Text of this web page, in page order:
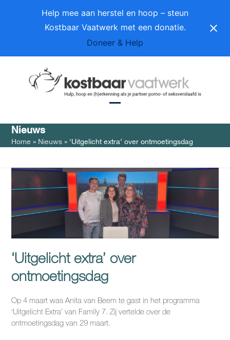
Help mee aan herstel en hoop – steun
Kostbaar Vaatwerk met een donatie.
Doneer & Help
menu
menu
Nieuws
Home » Nieuws » ‘Uitgelicht extra’ over ontmoetingsdag
‘Uitgelicht extra’ over
ontmoetingsdag
Op 4 maart was Anita van Beem te gast in het programma
‘Uitgelicht Extra’ van Family 7. Zij vertelde over de
ontmoetingsdag van 29 maart.